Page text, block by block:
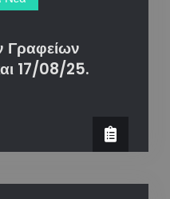
Γραφείων
17/08/25.